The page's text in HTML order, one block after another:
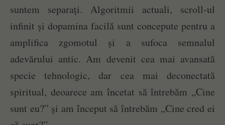
suntem separați. Algoritmii actuali, scroll-ul
infinit și dopamina facilă sunt concepute pentru a
amplifica zgomotul și a sufoca semnalul
adevărului antic. Am devenit cea mai avansată
specie tehnologic, dar cea mai deconectată
spiritual, deoarece am încetat să întrebăm „Cine
sunt eu?” și am început să întrebăm „Cine cred ei